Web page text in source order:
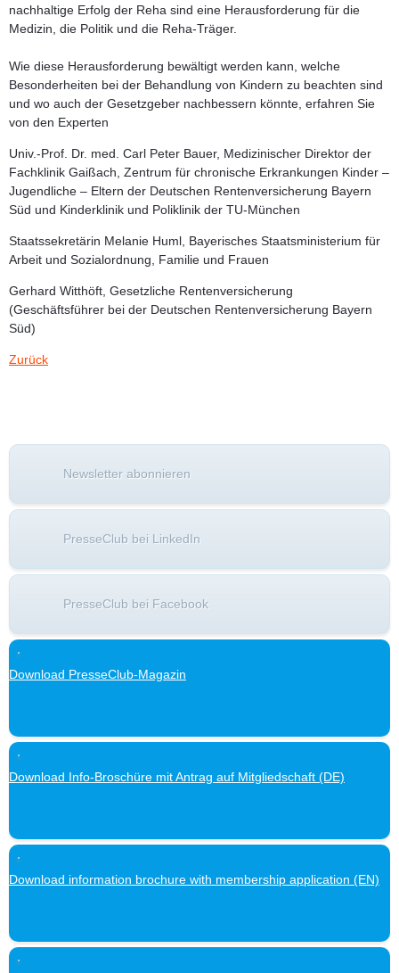
nachhaltige Erfolg der Reha sind eine Herausforderung für die
Medizin, die Politik und die Reha-Träger.
Wie diese Herausforderung bewältigt werden kann, welche
Besonderheiten bei der Behandlung von Kindern zu beachten sind
und wo auch der Gesetzgeber nachbessern könnte, erfahren Sie
von den Experten
Univ.-Prof. Dr. med. Carl Peter Bauer, Medizinischer Direktor der
Fachklinik Gaißach, Zentrum für chronische Erkrankungen Kinder –
Jugendliche – Eltern der Deutschen Rentenversicherung Bayern
Süd und Kinderklinik und Poliklinik der TU-München
Staatssekretärin Melanie Huml, Bayerisches Staatsministerium für
Arbeit und Sozialordnung, Familie und Frauen
Gerhard Witthöft, Gesetzliche Rentenversicherung
(Geschäftsführer bei der Deutschen Rentenversicherung Bayern
Süd)
Zurück
Newsletter abonnieren
PresseClub bei LinkedIn
PresseClub bei Facebook
Download PresseClub-Magazin
Download Info-Broschüre mit Antrag auf Mitgliedschaft (DE)
Download information brochure with membership application (EN)